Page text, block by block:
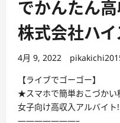
でかんたん高
株式会社ハイ
4月 9, 2022
【ライブでゴーゴー】
★スマホで簡単おこづかい
女子向け高収入アルバイト!
———————–